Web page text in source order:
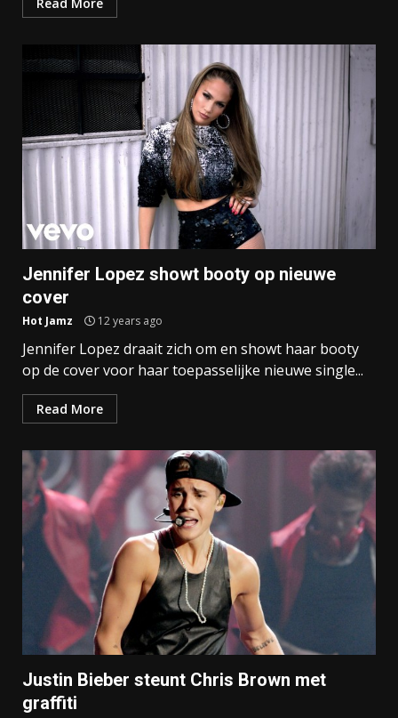
Read More
Jennifer Lopez showt booty op nieuwe
cover
Hot Jamz 12 years ago
Jennifer Lopez draait zich om en showt haar booty
op de cover voor haar toepasselijke nieuwe single...
Read More
Justin Bieber steunt Chris Brown met
graffiti